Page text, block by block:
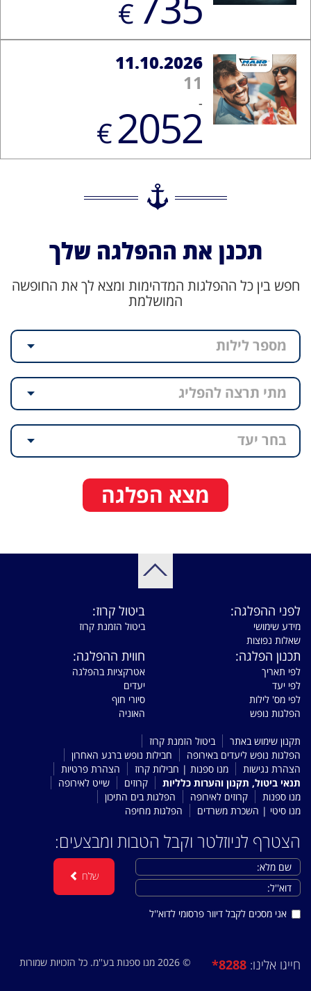
€
11.10.2026
11
-
€2052
תכנן את ההפלגה שלך
חפש בין כל ההפלגות המדהימות ומצא לך את החופשה
המושלמת
מספר לילות
מתי תרצה להפליג
בחר יעד
מצא הפלגה
לפני ההפלגה:
מידע שימושי
שאלות נפוצות
ביטול קרוז:
ביטול הזמנת קרוז
תכנון הפלגה:
לפי תאריך
לפי יעד
לפי מס' לילות
הפלגות נופש
חווית ההפלגה:
אטרקציות בהפלגה
יעדים
סיורי חוף
האוניה
תקנון שימוש באתר
ביטול הזמנת קרוז
הפלגות נופש ליעדים באירופה
חבילות נופש ברגע האחרון
הצהרת נגישות
מנו ספנות | חבילות קרוז
הצהרת פרטיות
תנאי ביטול, תקנון והערות כלליות
קרוזים
שייט לאירופה
מנו ספנות
קרוזים לאירופה
הפלגות בים התיכון
מנו סיטי | השכרת משרדים
הפלגות מחיפה
הצטרף לניוזלטר וקבל הטבות ומבצעים:
אני מסכים לקבל דיוור פרסומי לדוא''ל
שלח
חייגו אלינו: *8288 © 2026 מנו ספנות בע''מ. כל הזכויות שמורות